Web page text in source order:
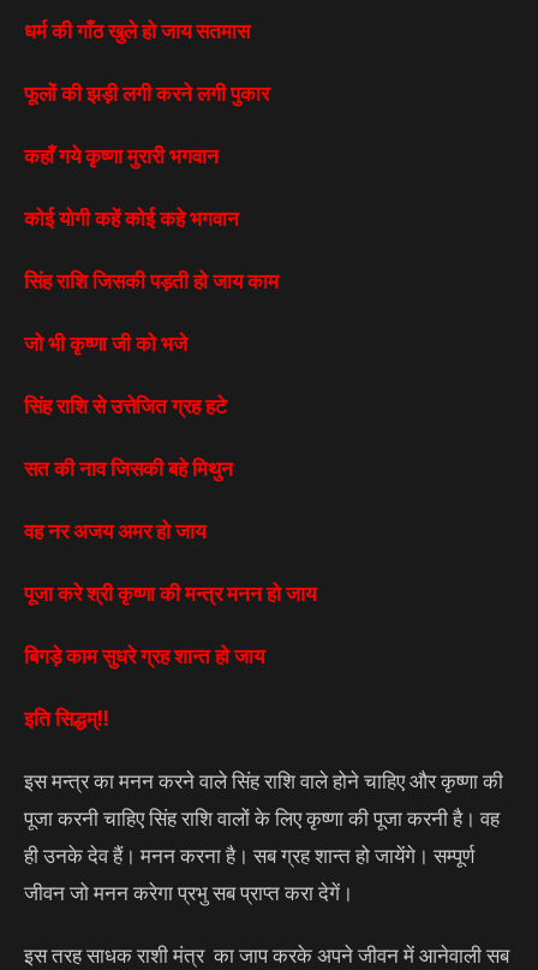
धर्म की गाँठ खुले हो जाय सतमास
फूलों की झड़ी लगी करने लगी पुकार
कहाँ गये कृष्णा मुरारी भगवान
कोई योगी कहें कोई कहे भगवान
सिंह राशि जिसकी पड़ती हो जाय काम
जो भी कृष्णा जी को भजे
सिंह राशि से उत्तेजित ग्रह हटे
सत की नाव जिसकी बहे मिथुन
वह नर अजय अमर हो जाय
पूजा करे श्री कृष्णा की मन्त्र मनन हो जाय
बिगड़े काम सुधरे ग्रह शान्त हो जाय
इति सिद्धम्!!
इस मन्त्र का मनन करने वाले सिंह राशि वाले होने चाहिए और कृष्णा की
पूजा करनी चाहिए सिंह राशि वालों के लिए कृष्णा की पूजा करनी है। वह
ही उनके देव हैं। मनन करना है। सब ग्रह शान्त हो जायेंगे। सम्पूर्ण
जीवन जो मनन करेगा प्रभु सब प्राप्त करा देगें।
इस तरह साधक राशी मंत्र का जाप करके अपने जीवन में आनेवाली सब